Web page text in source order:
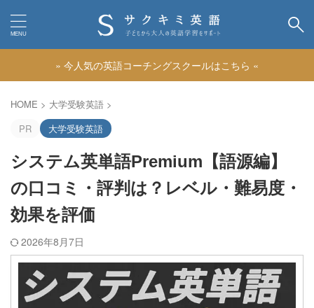
» 今人気の英語コーチングスクールはこちら «
HOME > 大学受験英語 >
PR
大学受験英語
システム英単語Premium【語源編】
の口コミ・評判は？レベル・難易度・
効果を評価
2026年8月7日